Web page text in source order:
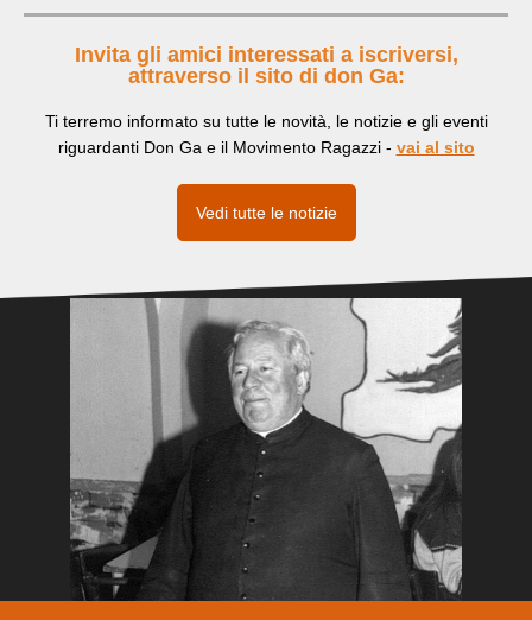
Invita gli amici interessati a iscriversi,
attraverso il sito di don Ga:
Ti terremo informato su tutte le novità, le notizie e gli eventi
riguardanti Don Ga e il Movimento Ragazzi - vai al sito
Vedi tutte le notizie